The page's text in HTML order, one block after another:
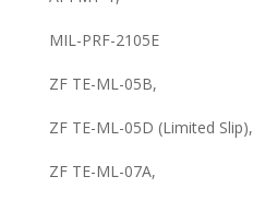
MIL-PRF-2105E
ZF TE-ML-05B,
ZF TE-ML-05D (Limited Slip),
ZF TE-ML-07A,